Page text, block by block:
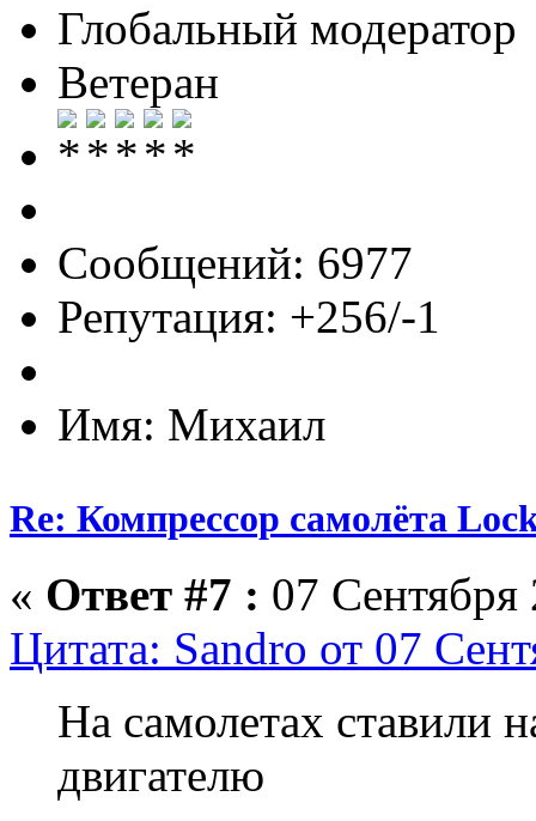
Глобальный модератор
Ветеран
Сообщений: 6977
Репутация: +256/-1
Имя: Михаил
Re: Компрессор самолёта
« Ответ #7 : 07
Цитата: Sandro от 07
На самолетах ставили
двигателю